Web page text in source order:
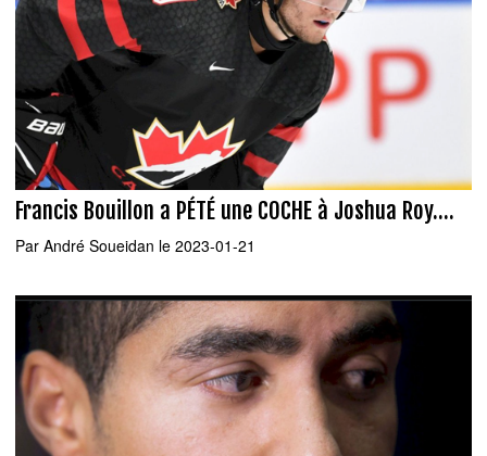
Francis Bouillon a PÉTÉ une COCHE à Joshua Roy....
Par André Soueidan le 2023-01-21